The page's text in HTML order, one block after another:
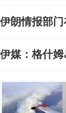
伊朗情报部
伊媒：格什